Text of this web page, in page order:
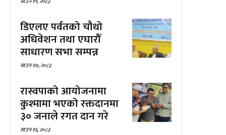
डिएलए पर्वतको चौथो
अधिवेशन तथा एघारौँ
साधारण सभा सम्पन्न
साउन १७, २०८३
रास्वपाको आयोजनामा
कुश्मामा भएको रक्तदानमा
३० जनाले रगत दान गरे
साउन १६, २०८३